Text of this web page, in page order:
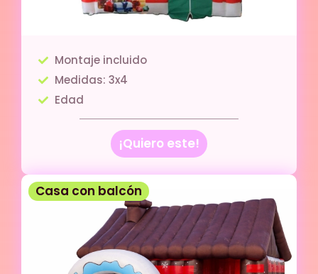
Montaje incluido
Medidas: 3x4
Edad
¡Quiero este!
Casa con balcón